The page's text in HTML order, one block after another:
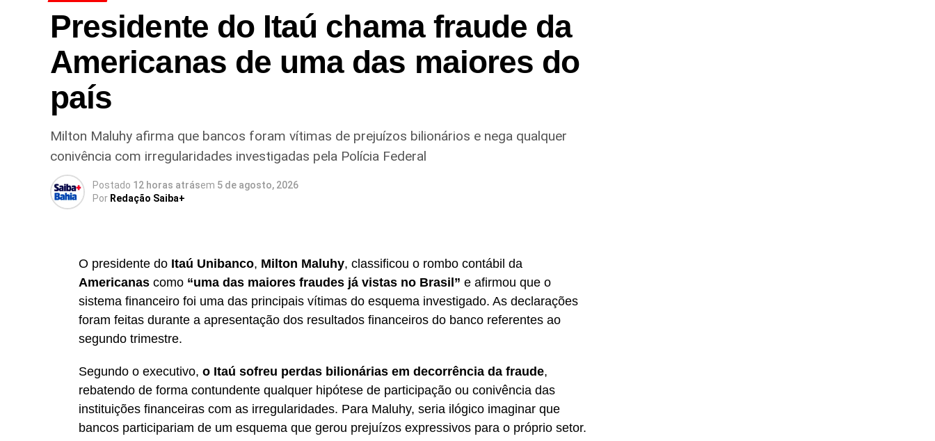
Presidente do Itaú chama fraude da
Americanas de uma das maiores do
país
Milton Maluhy afirma que bancos foram vítimas de prejuízos bilionários e nega qualquer
conivência com irregularidades investigadas pela Polícia Federal
Postado 12 horas atrásem 5 de agosto, 2026
Por Redação Saiba+
O presidente do Itaú Unibanco, Milton Maluhy, classificou o rombo contábil da
Americanas como “uma das maiores fraudes já vistas no Brasil” e afirmou que o
sistema financeiro foi uma das principais vítimas do esquema investigado. As declarações
foram feitas durante a apresentação dos resultados financeiros do banco referentes ao
segundo trimestre.
Segundo o executivo, o Itaú sofreu perdas bilionárias em decorrência da fraude,
rebatendo de forma contundente qualquer hipótese de participação ou conivência das
instituições financeiras com as irregularidades. Para Maluhy, seria ilógico imaginar que
bancos participariam de um esquema que gerou prejuízos expressivos para o próprio setor.